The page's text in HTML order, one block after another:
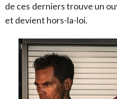
de ces derniers trouve un
et devient hors-la-loi.